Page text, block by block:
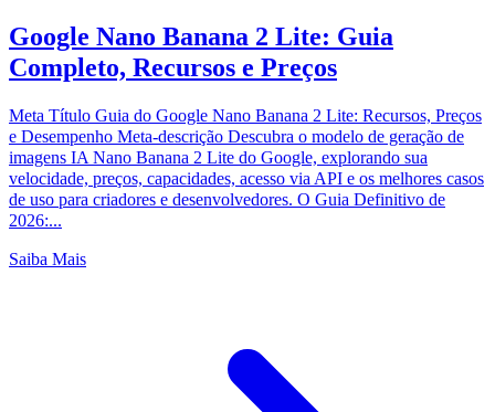
Google Nano Banana 2 Lite: Guia
Completo, Recursos e Preços
Meta Título Guia do Google Nano Banana 2 Lite: Recursos, Preços
e Desempenho Meta-descrição Descubra o modelo de geração de
imagens IA Nano Banana 2 Lite do Google, explorando sua
velocidade, preços, capacidades, acesso via API e os melhores casos
de uso para criadores e desenvolvedores. O Guia Definitivo de
2026:...
Saiba Mais